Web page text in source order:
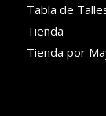
Tabla de
Tienda
Tienda por